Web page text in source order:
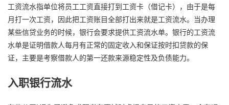
工资流水指单位将员工工资直接打到工资卡（借记卡），由于是每
月打一次工资，因此把工资账目全部打出来就是工资流水。当办理
某些信贷业务的时候，银行会要求提供工资流水单。银行的工资流
水单是证明借款人每月有正常的固定收入和保证按时扣贷款的保
证，主要是考察借款人的第一还款来源稳定性及负债能力。
入职银行流水